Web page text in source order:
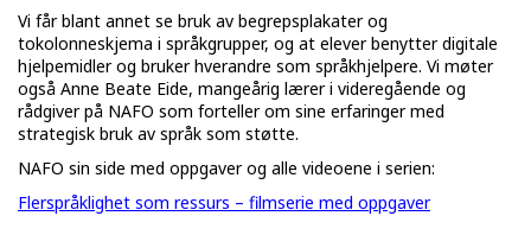
Vi får blant annet se bruk av begrepsplakater og
tokolonneskjema i språkgrupper, og at elever benytter digitale
hjelpemidler og bruker hverandre som språkhjelpere. Vi møter
også Anne Beate Eide, mangeårig lærer i videregående og
rådgiver på NAFO som forteller om sine erfaringer med
strategisk bruk av språk som støtte.
NAFO sin side med oppgaver og alle videoene i serien:
Flerspråklighet som ressurs – filmserie med oppgaver